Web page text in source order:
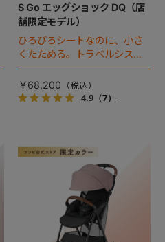
S Go エッグショック DQ（店
舗限定モデル）
ひろびろシートなのに、小さ
くたためる。トラベルシステ
ム対応ベビーカー。
￥68,200
4.9（7）